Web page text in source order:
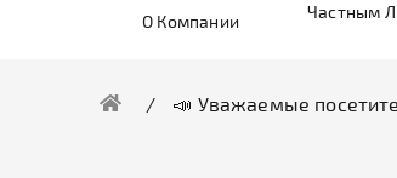
О Компании Частным
📣 Уважаемые